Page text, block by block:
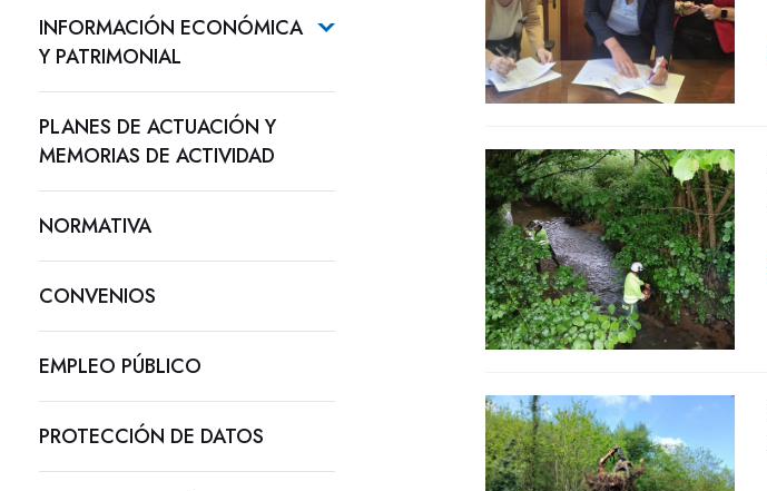
INFORMACIÓN ECONÓMICA
Y PATRIMONIAL
PLANES DE ACTUACIÓN Y
MEMORIAS DE ACTIVIDAD
NORMATIVA
CONVENIOS
EMPLEO PÚBLICO
PROTECCIÓN DE DATOS